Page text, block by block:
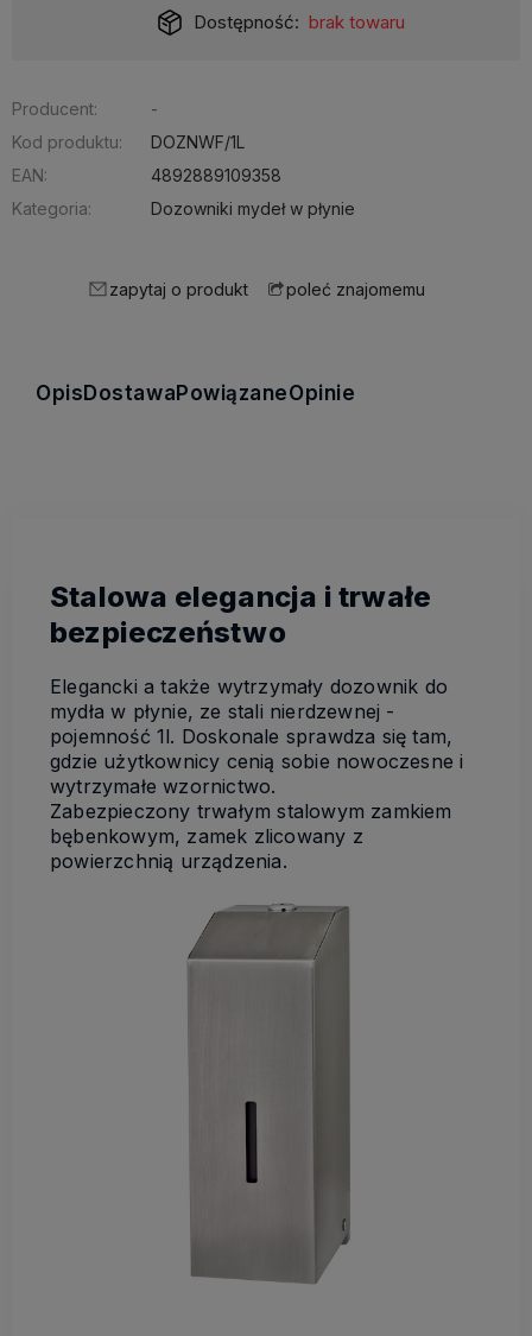
Dostępność: brak towaru
Producent:
-
Kod produktu:
DOZNWF/1L
EAN:
4892889109358
Kategoria:
Dozowniki mydeł w płynie
zapytaj o produkt poleć znajomemu
OpisDostawaPowiązaneOpinie
Stalowa elegancja i trwałe
bezpieczeństwo
Elegancki a także wytrzymały dozownik do
mydła w płynie, ze stali nierdzewnej -
pojemność 1l. Doskonale sprawdza się tam,
gdzie użytkownicy cenią sobie nowoczesne i
wytrzymałe wzornictwo.
Zabezpieczony trwałym stalowym zamkiem
bębenkowym, zamek zlicowany z
powierzchnią urządzenia.